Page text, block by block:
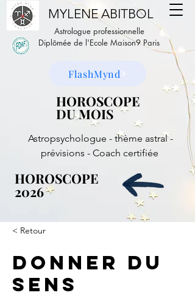
MYLENE ABITBOL
Astrologue professionnelle
Diplômée de l'Ecole Maison9 Paris
FlashMynd
HOROSCOPE
DU MOIS
HOROSCOPE
DU MOIS
Astropsychologue - thème astral -
prévisions - Coach certifiée
HOROSCOPE
2026
HOROSCOPE
2026
< Retour
Donner du
sens